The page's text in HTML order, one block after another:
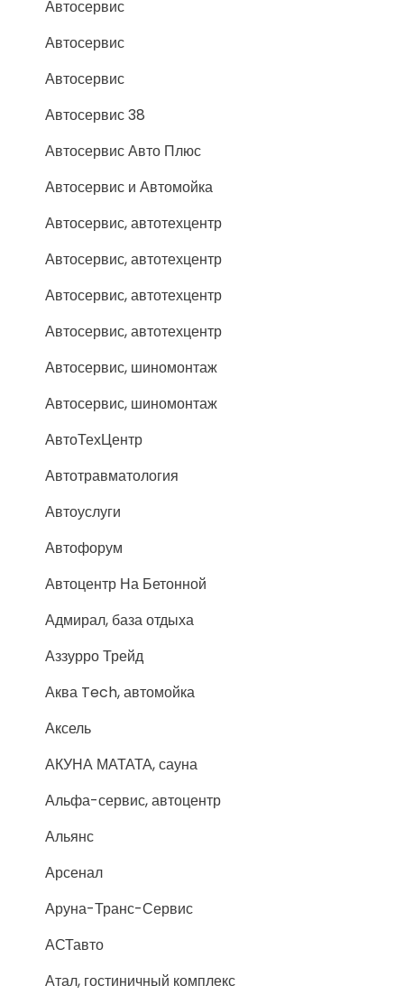
Автосервис
Автосервис
Автосервис
Автосервис 38
Автосервис Авто Плюс
Автосервис и Автомойка
Автосервис, автотехцентр
Автосервис, автотехцентр
Автосервис, автотехцентр
Автосервис, автотехцентр
Автосервис, шиномонтаж
Автосервис, шиномонтаж
АвтоТехЦентр
Автотравматология
Автоуслуги
Автофорум
Автоцентр На Бетонной
Адмирал, база отдыха
Аззурро Трейд
Аква Tech, автомойка
Аксель
АКУНА МАТАТА, сауна
Альфа-сервис, автоцентр
Альянс
Арсенал
Аруна-Транс-Сервис
АСТавто
Атал, гостиничный комплекс